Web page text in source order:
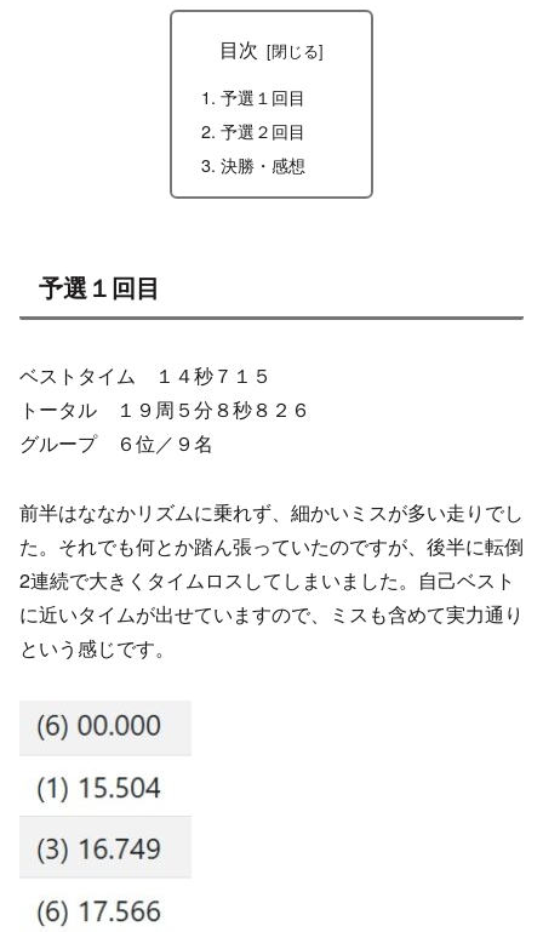
目次
予選１回目
予選２回目
決勝・感想
予選１回目
ベストタイム １４秒７１５
トータル １９周５分８秒８２６
グループ ６位／９名
前半はななかリズムに乗れず、細かいミスが多い走りでし
た。それでも何とか踏ん張っていたのですが、後半に転倒
2連続で大きくタイムロスしてしまいました。自己ベスト
に近いタイムが出せていますので、ミスも含めて実力通り
という感じです。